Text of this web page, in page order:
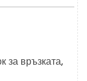
за връзката,